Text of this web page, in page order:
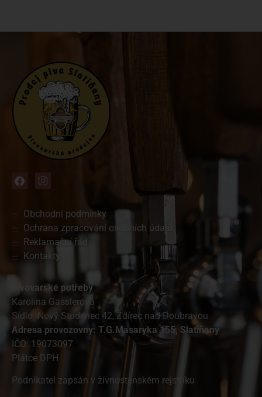
Obchodní podmínky
Ochrana zpracování osobních údajů
Reklamační řád
Kontakty
Pivovarské potřeby
Karolína Gasslerová
Sídlo: Nový Studenec 42, Ždírec nad Doubravou
Adresa provozovny: T.G.Masaryka 155, Slatiňany
IČO: 19073097
Plátce DPH
Podnikatel zapsán v živnostenském rejstříku